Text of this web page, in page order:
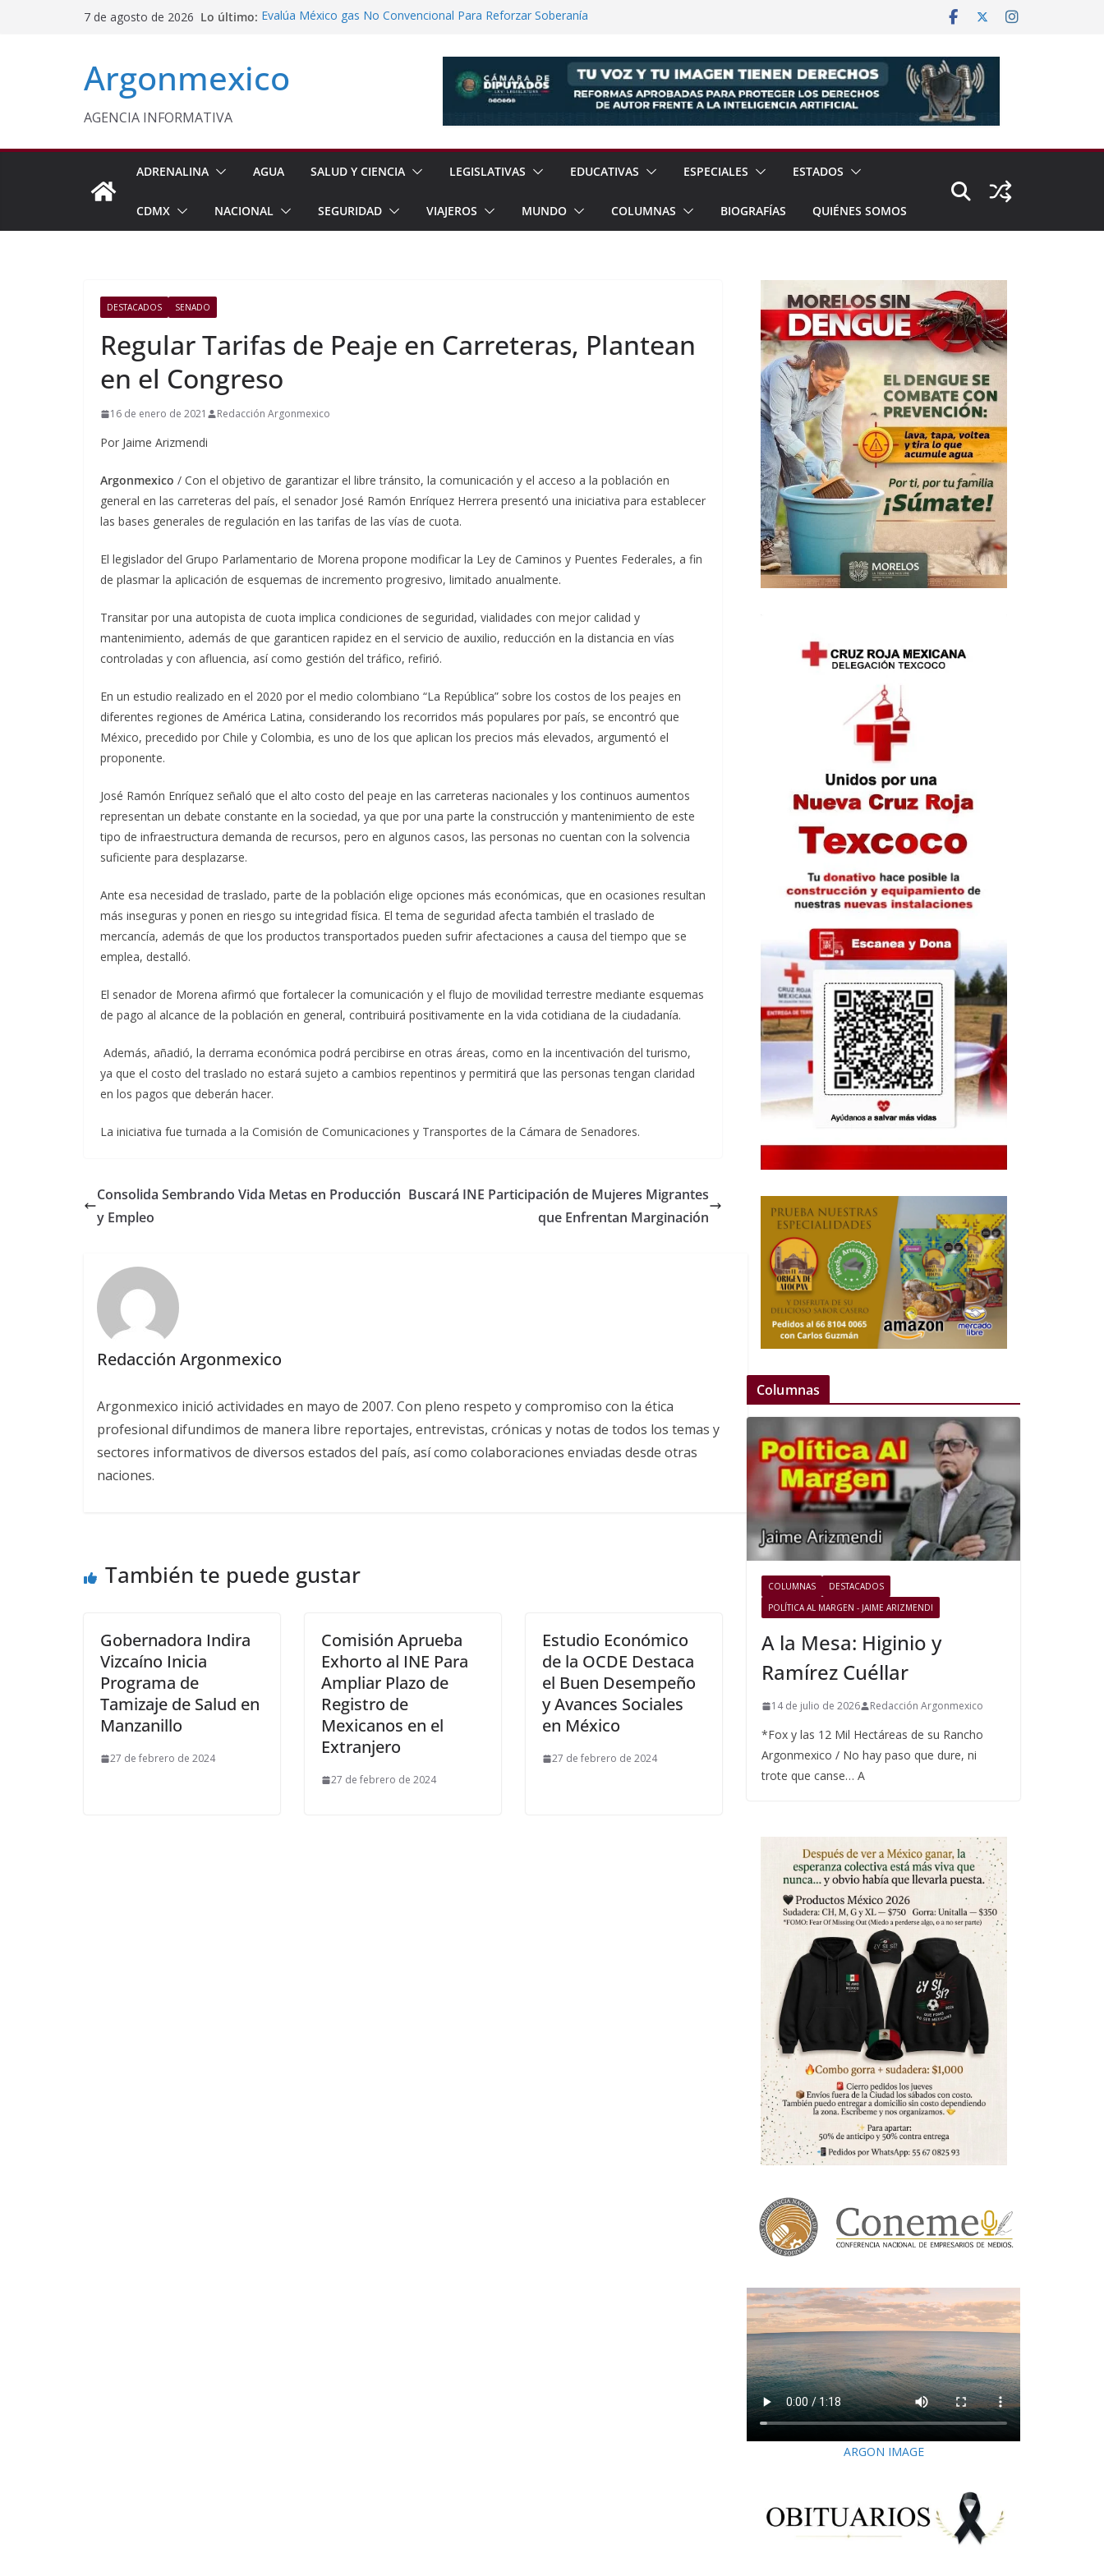
7 de agosto de 2026 Lo último: Evalúa México gas No Convencional Para Reforzar Soberanía
Texcoco Fortalece Prestaciones de Trabajadores del
Aseguran Casi 10 Millones de Cigarrillos Apócrifos en
Michoacán
Argonmexico
AGENCIA INFORMATIVA
ADRENALINA AGUA SALUD Y CIENCIA LEGISLATIVAS EDUCATIVAS ESPECIALES ESTADOS
CDMX NACIONAL SEGURIDAD VIAJEROS MUNDO COLUMNAS BIOGRAFÍAS QUIÉNES SOMOS
DESTACADOS SENADO
Regular Tarifas de Peaje en Carreteras, Plantean
en el Congreso
16 de enero de 2021 Redacción Argonmexico
Por Jaime Arizmendi
Argonmexico / Con el objetivo de garantizar el libre tránsito, la comunicación y el acceso a la población en
general en las carreteras del país, el senador José Ramón Enríquez Herrera presentó una iniciativa para establecer
las bases generales de regulación en las tarifas de las vías de cuota.
El legislador del Grupo Parlamentario de Morena propone modificar la Ley de Caminos y Puentes Federales, a fin
de plasmar la aplicación de esquemas de incremento progresivo, limitado anualmente.
Transitar por una autopista de cuota implica condiciones de seguridad, vialidades con mejor calidad y
mantenimiento, además de que garanticen rapidez en el servicio de auxilio, reducción en la distancia en vías
controladas y con afluencia, así como gestión del tráfico, refirió.
En un estudio realizado en el 2020 por el medio colombiano “La República” sobre los costos de los peajes en
diferentes regiones de América Latina, considerando los recorridos más populares por país, se encontró que
México, precedido por Chile y Colombia, es uno de los que aplican los precios más elevados, argumentó el
proponente.
José Ramón Enríquez señaló que el alto costo del peaje en las carreteras nacionales y los continuos aumentos
representan un debate constante en la sociedad, ya que por una parte la construcción y mantenimiento de este
tipo de infraestructura demanda de recursos, pero en algunos casos, las personas no cuentan con la solvencia
suficiente para desplazarse.
Ante esa necesidad de traslado, parte de la población elige opciones más económicas, que en ocasiones resultan
más inseguras y ponen en riesgo su integridad física. El tema de seguridad afecta también el traslado de
mercancía, además de que los productos transportados pueden sufrir afectaciones a causa del tiempo que se
emplea, destalló.
El senador de Morena afirmó que fortalecer la comunicación y el flujo de movilidad terrestre mediante esquemas
de pago al alcance de la población en general, contribuirá positivamente en la vida cotidiana de la ciudadanía.
Además, añadió, la derrama económica podrá percibirse en otras áreas, como en la incentivación del turismo,
ya que el costo del traslado no estará sujeto a cambios repentinos y permitirá que las personas tengan claridad
en los pagos que deberán hacer.
La iniciativa fue turnada a la Comisión de Comunicaciones y Transportes de la Cámara de Senadores.
Consolida Sembrando Vida Metas en Producción
y Empleo
Buscará INE Participación de Mujeres Migrantes
que Enfrentan Marginación
Redacción Argonmexico
Argonmexico inició actividades en mayo de 2007. Con pleno respeto y compromiso con la ética
profesional difundimos de manera libre reportajes, entrevistas, crónicas y notas de todos los temas y
sectores informativos de diversos estados del país, así como colaboraciones enviadas desde otras
naciones.
También te puede gustar
Gobernadora Indira
Vizcaíno Inicia
Programa de
Tamizaje de Salud en
Manzanillo
27 de febrero de 2024
Comisión Aprueba
Exhorto al INE Para
Ampliar Plazo de
Registro de
Mexicanos en el
Extranjero
27 de febrero de 2024
Estudio Económico
de la OCDE Destaca
el Buen Desempeño
y Avances Sociales
en México
27 de febrero de 2024
Columnas
COLUMNAS
DESTACADOS
POLÍTICA AL MARGEN - JAIME ARIZMENDI
A la Mesa: Higinio y
Ramírez Cuéllar
14 de julio de 2026 Redacción Argonmexico
*Fox y las 12 Mil Hectáreas de su Rancho
Argonmexico / No hay paso que dure, ni
trote que canse… A
ARGON IMAGE